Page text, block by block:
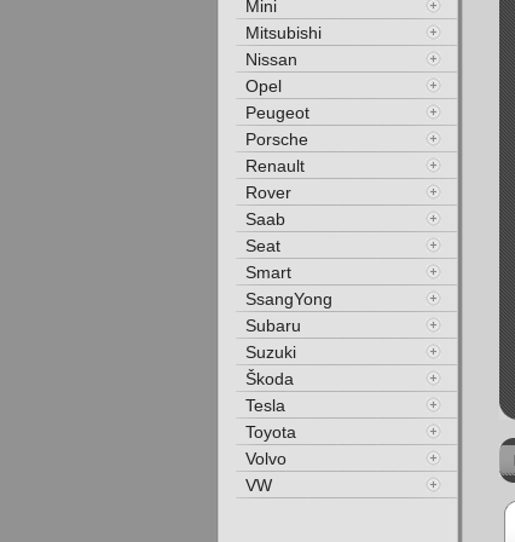
Mini
Mitsubishi
Nissan
Opel
Peugeot
Porsche
Renault
Rover
Saab
Seat
Smart
SsangYong
Subaru
Suzuki
Škoda
Tesla
Toyota
Volvo
VW